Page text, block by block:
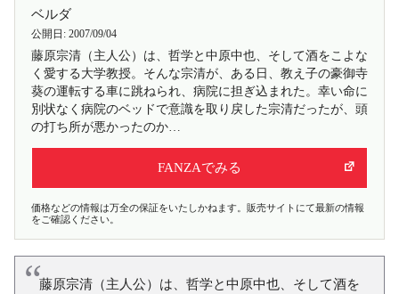
ベルダ
公開日: 2007/09/04
藤原宗清（主人公）は、哲学と中原中也、そして酒をこよな
く愛する大学教授。そんな宗清が、ある日、教え子の豪御寺
葵の運転する車に跳ねられ、病院に担ぎ込まれた。幸い命に
別状なく病院のベッドで意識を取り戻した宗清だったが、頭
の打ち所が悪かったのか…
FANZAでみる
価格などの情報は万全の保証をいたしかねます。販売サイトにて最新の情報
をご確認ください。
藤原宗清（主人公）は、哲学と中原中也、そして酒を